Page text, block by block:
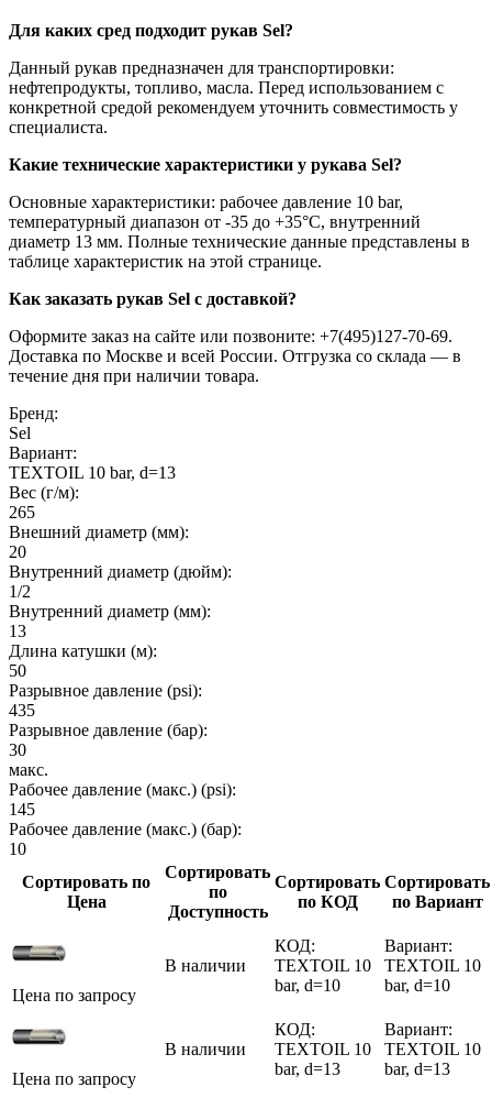
Для каких сред подходит рукав Sel?
Данный рукав предназначен для транспортировки:
нефтепродукты, топливо, масла. Перед использованием с
конкретной средой рекомендуем уточнить совместимость у
специалиста.
Какие технические характеристики у рукава Sel?
Основные характеристики: рабочее давление 10 bar,
температурный диапазон от -35 до +35°C, внутренний
диаметр 13 мм. Полные технические данные представлены в
таблице характеристик на этой странице.
Как заказать рукав Sel с доставкой?
Оформите заказ на сайте или позвоните: +7(495)127-70-69.
Доставка по Москве и всей России. Отгрузка со склада — в
течение дня при наличии товара.
Бренд:
Sel
Вариант:
TEXTOIL 10 bar, d=13
Вес (г/м):
265
Внешний диаметр (мм):
20
Внутренний диаметр (дюйм):
1/2
Внутренний диаметр (мм):
13
Длина катушки (м):
50
Разрывное давление (psi):
435
Разрывное давление (бар):
30
макс.
Рабочее давление (макс.) (psi):
145
Рабочее давление (макс.) (бар):
10
Сортировать по
Цена
Сортировать
по
Доступность
Сортировать
по КОД
Сортировать
по Вариант
Цена по запросу
В наличии
КОД:
TEXTOIL 10
bar, d=10
Вариант:
TEXTOIL 10
bar, d=10
Цена по запросу
В наличии
КОД:
TEXTOIL 10
bar, d=13
Вариант:
TEXTOIL 10
bar, d=13